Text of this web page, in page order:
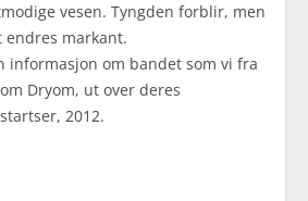
vesen. Tyngden forblir, men
markant.
informasjon om bandet som vi fra
Dryom, ut over deres
2012.